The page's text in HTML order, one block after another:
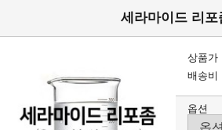
세라마이드 리포
상품가
배송비
옵션